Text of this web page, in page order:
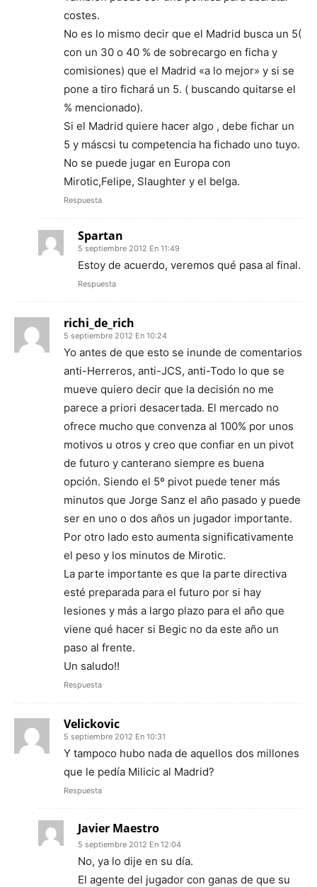
costes.
No es lo mismo decir que el Madrid busca un 5(
con un 30 o 40 % de sobrecargo en ficha y
comisiones) que el Madrid «a lo mejor» y si se
pone a tiro fichará un 5. ( buscando quitarse el
% mencionado).
Si el Madrid quiere hacer algo , debe fichar un
5 y máscsi tu competencia ha fichado uno tuyo.
No se puede jugar en Europa con
Mirotic,Felipe, Slaughter y el belga.
Respuesta
Spartan
5 septiembre 2012 En 11:49
Estoy de acuerdo, veremos qué pasa al final.
Respuesta
richi_de_rich
5 septiembre 2012 En 10:24
Yo antes de que esto se inunde de comentarios
anti-Herreros, anti-JCS, anti-Todo lo que se
mueve quiero decir que la decisión no me
parece a priori desacertada. El mercado no
ofrece mucho que convenza al 100% por unos
motivos u otros y creo que confiar en un pivot
de futuro y canterano siempre es buena
opción. Siendo el 5º pivot puede tener más
minutos que Jorge Sanz el año pasado y puede
ser en uno o dos años un jugador importante.
Por otro lado esto aumenta significativamente
el peso y los minutos de Mirotic.
La parte importante es que la parte directiva
esté preparada para el futuro por si hay
lesiones y más a largo plazo para el año que
viene qué hacer si Begic no da este año un
paso al frente.
Un saludo!!
Respuesta
Velickovic
5 septiembre 2012 En 10:31
Y tampoco hubo nada de aquellos dos millones
que le pedía Milicic al Madrid?
Respuesta
Javier Maestro
5 septiembre 2012 En 12:04
No, ya lo dije en su día.
El agente del jugador con ganas de que su